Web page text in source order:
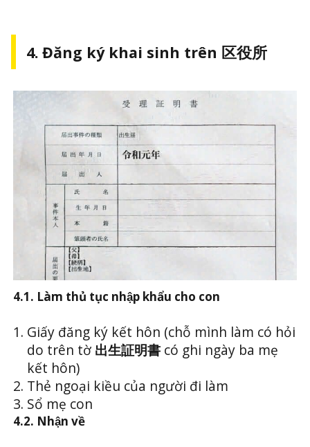
4. Đăng ký khai sinh trên 区役所
4.1. Làm thủ tục nhập khẩu cho con
Giấy đăng ký kết hôn (chỗ mình làm có hỏi
do trên tờ 出生証明書 có ghi ngày ba mẹ
kết hôn)
Thẻ ngoại kiều của người đi làm
Sổ mẹ con
4.2. Nhận về